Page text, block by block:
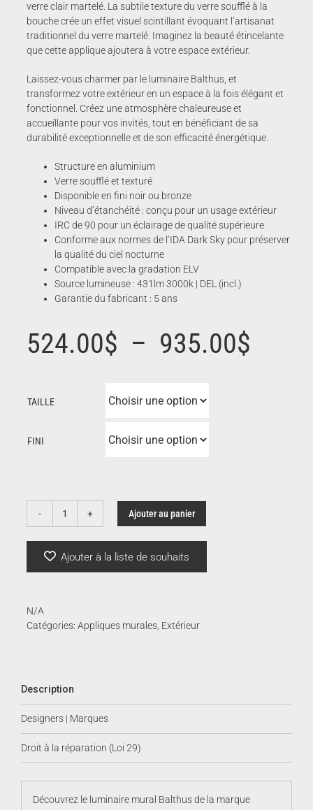
verre clair martelé. La subtile texture du verre soufflé à la
bouche crée un effet visuel scintillant évoquant l’artisanat
traditionnel du verre martelé. Imaginez la beauté étincelante
que cette applique ajoutera à votre espace extérieur.
Laissez-vous charmer par le luminaire Balthus, et
transformez votre extérieur en un espace à la fois élégant et
fonctionnel. Créez une atmosphère chaleureuse et
accueillante pour vos invités, tout en bénéficiant de sa
durabilité exceptionnelle et de son efficacité énergétique.
Structure en aluminium
Verre soufflé et texturé
Disponible en fini noir ou bronze
Niveau d’étanchéité : conçu pour un usage extérieur
IRC de 90 pour un éclairage de qualité supérieure
Conforme aux normes de l’IDA Dark Sky pour préserver
la qualité du ciel nocturne
Compatible avec la gradation ELV
Source lumineuse : 431lm 3000k | DEL (incl.)
Garantie du fabricant : 5 ans
524.00$ – 935.00$
TAILLE
FINI
quantité
Ajouter au panier
Ajouter à la liste de souhaits
N/A
Catégories: Appliques murales, Extérieur
Description
Designers | Marques
Droit à la réparation (Loi 29)
Découvrez le luminaire mural Balthus de la marque